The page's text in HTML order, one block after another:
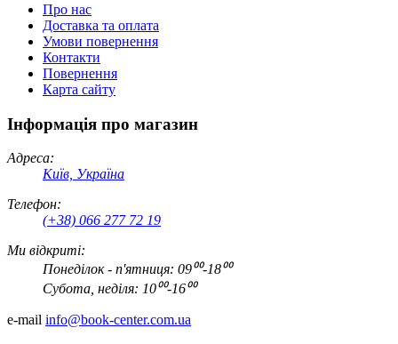
Про нас
Доставка та оплата
Умови повернення
Контакти
Повернення
Карта сайту
Інформація про магазин
Адреса:
Київ, Україна
Телефон:
(+38) 066 277 72 19
Ми відкриті:
Понеділок - п'ятниця: 09⁰⁰-18⁰⁰
Субота, неділя: 10⁰⁰-16⁰⁰
e-mail info@book-center.com.ua